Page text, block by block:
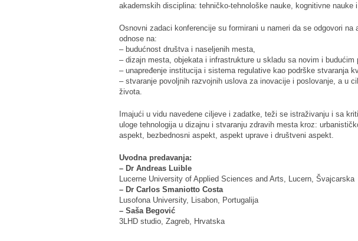
akademskih disciplina: tehničko-tehnološke nauke, kognitivne nauke
Osnovni zadaci konferencije su formirani u nameri da se odgovori na
odnose na:
– budućnost društva i naseljenih mesta,
– dizajn mesta, objekata i infrastrukture u skladu sa novim i budućim
– unapređenje institucija i sistema regulative kao podrške stvaranja
– stvaranje povoljnih razvojnih uslova za inovacije i poslovanje, a u
života.
Imajući u vidu navedene ciljeve i zadatke, teži se istraživanju i sa
uloge tehnologija u dizajnu i stvaranju zdravih mesta kroz:
aspekt, bezbednosni aspekt, aspekt uprave i društveni aspekt.
Uvodna predavanja:
– Dr Andreas Luible
Lucerne University of Applied Sciences and Arts, Lucern, Švajcarska
– Dr Carlos Smaniotto Costa
Lusofona University, Lisabon, Portugalija
– Saša Begović
3LHD studio, Zagreb, Hrvatska